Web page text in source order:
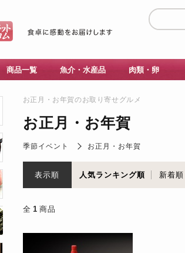
商品一覧 魚介・水産品 肉類・卵
お正月・お年賀のお取り寄せグルメ
お正月・お年賀
季節イベント お正月・お年賀
表示順 人気ランキング順 新着順
全 1 商品